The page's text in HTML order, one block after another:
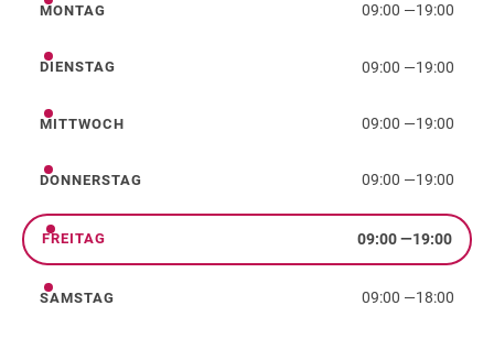
Montag
MONTAG 09:00 —19:00
Dienstag
DIENSTAG 09:00 —19:00
Mittwoch
MITTWOCH 09:00 —19:00
Donnerstag
DONNERSTAG 09:00 —19:00
Freitag
FREITAG 09:00—19:00
Samstag
SAMSTAG 09:00 —18:00